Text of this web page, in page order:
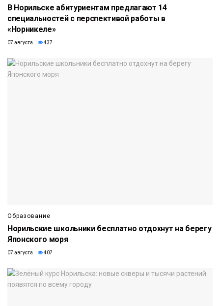
В Норильске абитуриентам предлагают 14
специальностей с перспективой работы в
«Норникеле»
07 августа 437
Образование
Норильские школьники бесплатно отдохнут на берегу
Японского моря
07 августа 407